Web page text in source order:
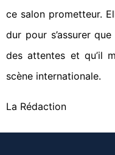
ce salon prometteur.
dur pour s’assurer
des attentes et qu’il
scène internationale.
La Rédaction